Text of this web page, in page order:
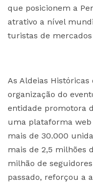
que posicionem a
atrativo a nível
turistas de
As Aldeias
organização do
entidade promotora
uma plataforma
mais de 30.000
mais de 2,5 milhões
milhão de
passado, reforçou a